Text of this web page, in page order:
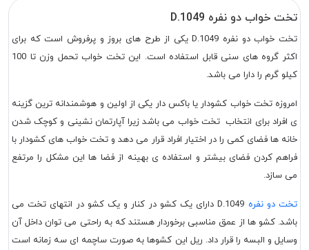
تخت خواب دو نفره D.1049
تخت خواب دو نفره D.1049 یکی از طرح های بروز و پرفروش است که برای
اکثر گروه های سنی قابل استفاده است. این تخت خواب تحمل وزن تا 100
کیلو گرم را دارا می باشد.
امروزه تخت خواب کشودار یا باکس دار یکی از اولین و هوشمندانه ترین گزینه
ی افراد برای انتخاب تخت خواب می باشد زیرا آپارتمان نشینی و کوچک شدن
خانه ها فضای کمی را در اختیار افراد قرار می دهد و تخت خواب های کشودار با
فراهم کردن فضای بیشتر و استفاده ی بهینه از فضا ها این مشکل را مرتفع
می سازد.
تخت دو نفره
D.1049 دارای یک کشو در کنار و یک کشو در انتهای تخت می
باشد. کشو ها از عمق مناسبی برخوردار هستند که به راحتی می توان داخل آن
وسایل و البسه را قرار داد. ریل این کشوها به صورت ساچمه ای سه زمانه است